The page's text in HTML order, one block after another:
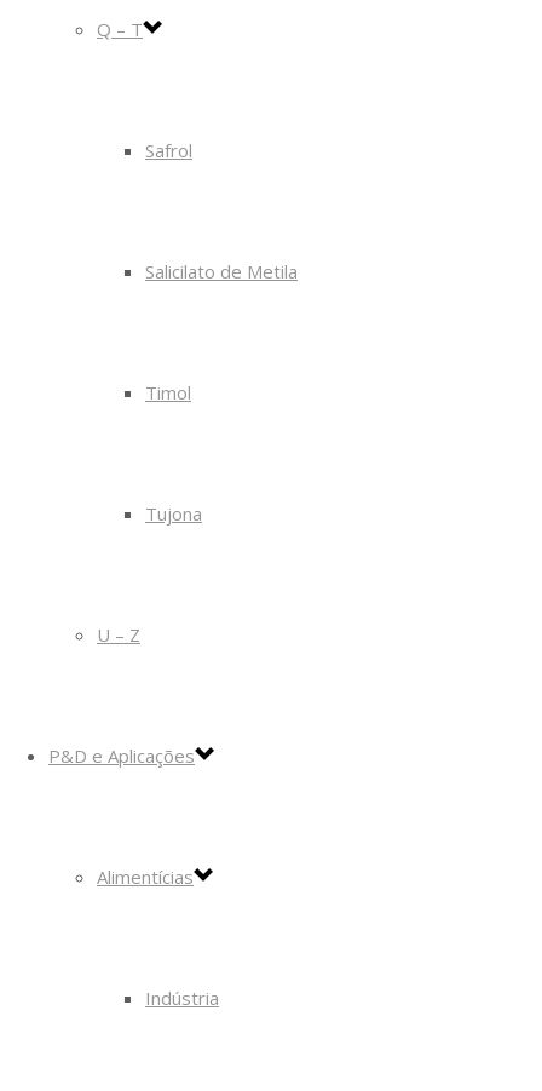
Q – T
Safrol
Salicilato de Metila
Timol
Tujona
U – Z
P&D e Aplicações
Alimentícias
Indústria